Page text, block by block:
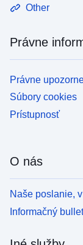
Other
Právne
Právne
Súbory cookies
Prístupnosť
O nás
Naše poslanie,
Informačný